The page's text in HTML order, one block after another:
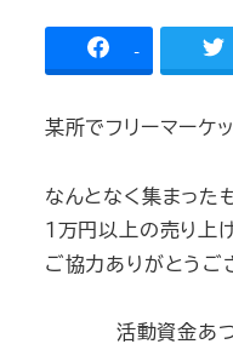
-
某所でフリーマーケ
なんとなく集まった
１万円以上の売り上
ご協力ありがとうご
活動資金あつ